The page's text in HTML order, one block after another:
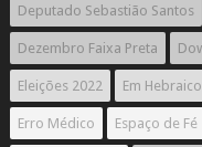
Deputado Sebastião Santos
Dezembro Faixa Preta
Eleições 2022 Em Hebraico
Erro Médico Espaço de Fé